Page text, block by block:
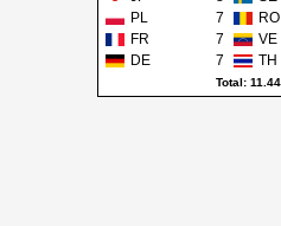
PL
7 RO
FR
7 VE
DE
7 TH
Total: